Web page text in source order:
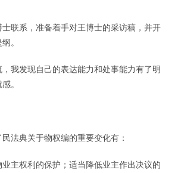
联系，准备着手对王博士的采访稿，并开
。
我发现自己的表达能力和处事能力有了明
。
法典关于物权编的重要变化有：
业主权利的保护；适当降低业主作出决议的